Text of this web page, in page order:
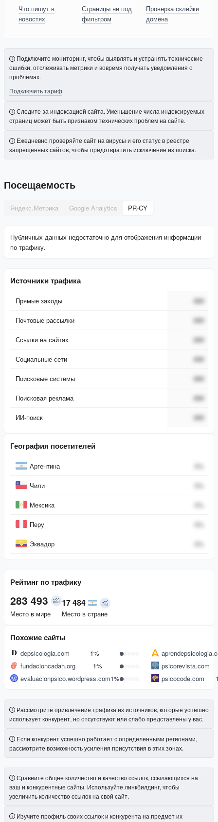
Что пишут в
новостях
Страницы не под
фильтром
Проверка склейки
домена
Подключите мониторинг, чтобы выявлять и устранять технические
ошибки, отслеживать метрики и вовремя получать уведомления о
проблемах.
Подключить тариф
Следите за индексацией сайта. Уменьшение числа индексируемых
страниц может быть признаком технических проблем на сайте.
Ежедневно проверяйте сайт на вирусы и его статус в реестре
запрещённых сайтов, чтобы предотвратить исключение из поиска.
Посещаемость
Яндекс.Метрика Google Analytics PR-CY
Публичных данных недостаточно для отображения информации
по трафику.
Источники трафика
Прямые заходы ###
Почтовые рассылки ###
Ссылки на сайтах ###
Социальные сети ###
Поисковые системы ###
Поисковая реклама ###
ИИ-поиск ###
География посетителей
СтранаАргентина 0%
Чили 0%
Мексика 0%
Перу 0%
Эквадор 0%
Рейтинг по трафику
283 493
Место в мире
17 484
Место в стране
Похожие сайты
depsicologia.com 1%
fundacioncadah.org
1%
psicorevista.com
evaluacionpsico.wordpress.com1% psicocode.com
Рассмотрите привлечение трафика из источников, которые успешно
использует конкурент, но отсутствуют или слабо представлены у вас.
Если конкурент успешно работает с определенными регионами,
рассмотрите возможность усиления присутствия в этих зонах.
Сравните общее количество и качество ссылок, ссылающихся на
ваш и конкурентные сайты. Используйте линкбилдинг, чтобы
увеличить количество ссылок на свой сайт.
Изучите профиль своих ссылок и конкурента на предмет их